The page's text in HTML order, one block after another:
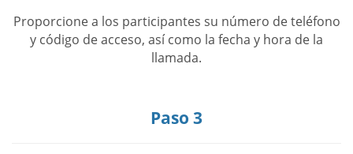
Proporcione a los participantes su número de teléfono
y código de acceso, así como la fecha y hora de la
llamada.
Paso 3